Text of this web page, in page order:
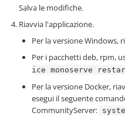
Salva le modifiche.
Riavvia l'applicazione.
Per la versione Windows,
Per i pacchetti deb, rpm,
ice monoserve
Per la versione Docker,
esegui il seguente
CommunityServer: